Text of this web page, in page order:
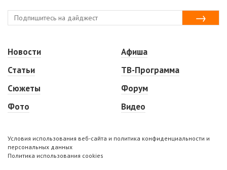
Новости
Статьи
Сюжеты
Фото
Афиша
ТВ-Программа
Форум
Видео
Условия использования веб-сайта и политика конфиденциальности и
персональных данных
Политика использования cookies